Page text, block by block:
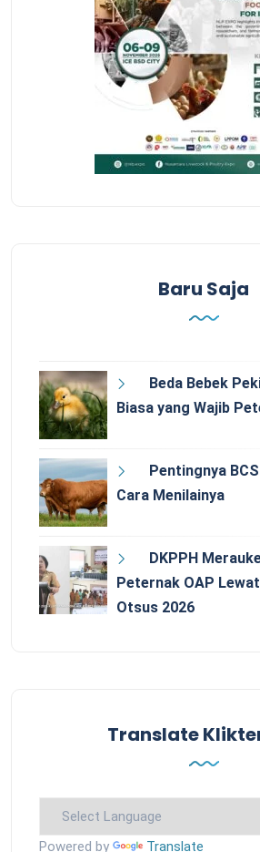
Baru Saja
Beda Bebek
Biasa yang Wajib
Pentingnya
Cara Menilainya
DKPPH
Peternak OAP
Otsus 2026
Translate
Powered by Translate